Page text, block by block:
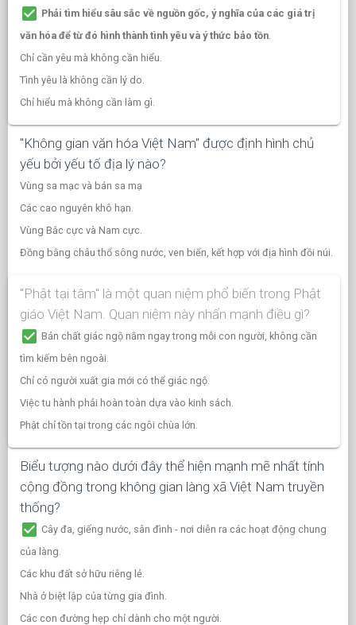
check_box Phải tìm hiểu sâu sắc về nguồn gốc, ý nghĩa của các giá trị
văn hóa để từ đó hình thành tình yêu và ý thức bảo tồn
Chỉ cần yêu mà không cần hiểu.
Tình yêu là không cần lý do.
Chỉ hiểu mà không cần làm gì.
"Không gian văn hóa Việt Nam" được định hình chủ
yếu bởi yếu tố địa lý nào?
Vùng sa mạc và bán sa mạ
Các cao nguyên khô hạn.
Vùng Bắc cực và Nam cực.
Đồng bằng châu thổ sông nước, ven biển, kết hợp với địa hình đồi núi.
"Phật tại tâm" là một quan niệm phổ biến trong Phật
giáo Việt Nam. Quan niệm này nhấn mạnh điều gì?
check_box Bản chất giác ngộ nằm ngay trong mỗi con người, không cần
tìm kiếm bên ngoài.
Chỉ có người xuất gia mới có thể giác ngộ.
Việc tu hành phải hoàn toàn dựa vào kinh sách.
Phật chỉ tồn tại trong các ngôi chùa lớn.
Biểu tượng nào dưới đây thể hiện mạnh mẽ nhất tính
cộng đồng trong không gian làng xã Việt Nam truyền
thống?
check_box Cây đa, giếng nước, sân đình - nơi diễn ra các hoạt động chung
của làng.
Các khu đất sở hữu riêng lẻ.
Nhà ở biệt lập của từng gia đình.
Các con đường hẹp chỉ dành cho một người.